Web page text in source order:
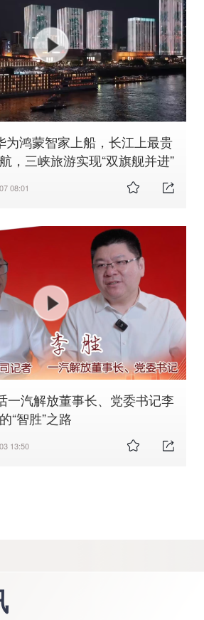
为鸿蒙智家上船，长江上最贵
，三峡旅游实现“双旗舰并进”
08:01
一汽解放董事长、党委书记李
“智胜”之路
13:50